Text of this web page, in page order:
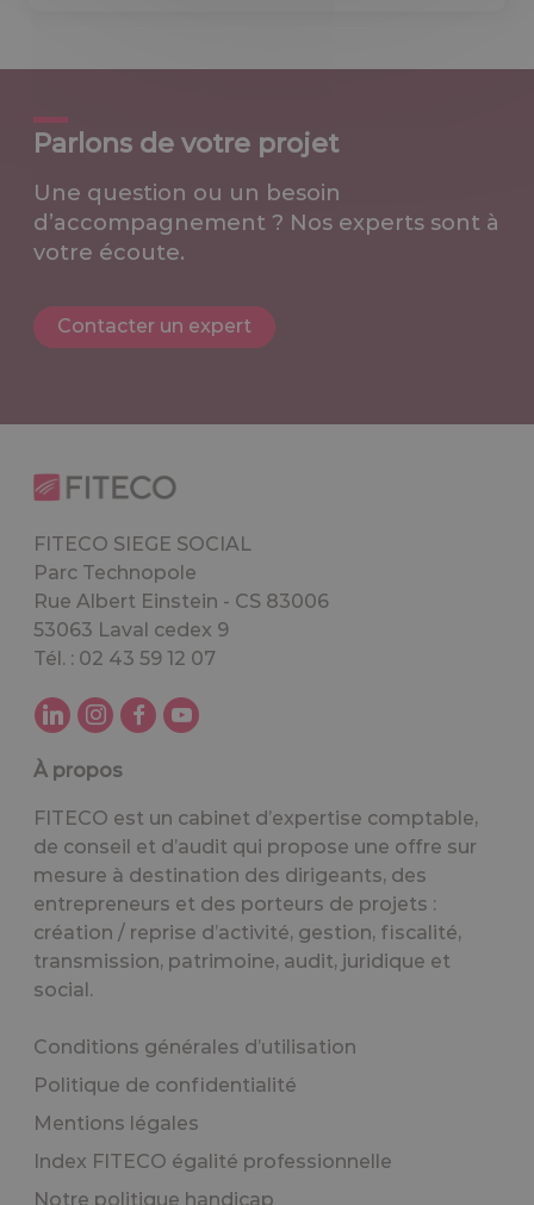
Parlons de votre projet
Une question ou un besoin
d’accompagnement ? Nos experts sont à
votre écoute.
Contacter un expert
FITECO SIEGE SOCIAL
Parc Technopole
Rue Albert Einstein - CS 83006
53063 Laval cedex 9
Tél. : 02 43 59 12 07
À propos
FITECO est un cabinet d’expertise comptable,
de conseil et d’audit qui propose une offre sur
mesure à destination des dirigeants, des
entrepreneurs et des porteurs de projets :
création / reprise d’activité, gestion, fiscalité,
transmission, patrimoine, audit, juridique et
social.
Conditions générales d’utilisation
Politique de confidentialité
Mentions légales
Index FITECO égalité professionnelle
Notre politique handicap